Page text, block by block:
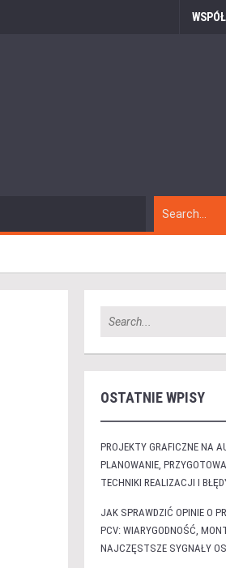
OSTATNIE WPISY
PROJEKTY GRAFICZNE NA
PLANOWANIE,
TECHNIKI REALIZACJI I
JAK SPRAWDZIĆ OPINIE O
PCV: WIARYGODNOŚĆ,
NAJCZĘSTSZE SYGNAŁY